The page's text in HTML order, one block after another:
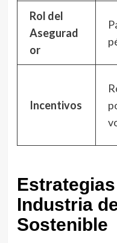
Rol del
Asegurad
or
Incentivos
Industria
Sostenible